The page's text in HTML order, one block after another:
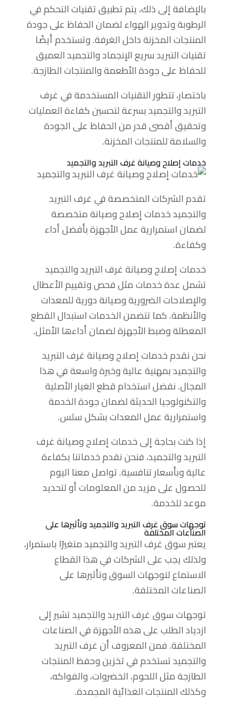
بالإضافة إلى ذلك، يتم تطبيق تقنيات التحكم في
الرطوبة وتدوير الهواء لضمان الحفاظ على جودة
المنتجات المخزنة داخل الغرفة. وتستخدم أيضًا
تقنيات التبريد سريع الإنجماد والتجميد العميق
للحفاظ على جودة الأطعمة والمنتجات الطازجة.
باختصار، تتطور التقنيات المستخدمة في غرف
التبريد والتجميد بسرعة لتحسين كفاءة العمليات
وتحقيق أقصى قدر من الحفاظ على الجودة
والسلامة للمنتجات المخزنة.
خدمات إصلاح وصيانة غرف التبريد والتجميد
تقدم الشركات المتخصصة في غرف التبريد
والتجميد خدمات إصلاح وصيانة متخصصة
لضمان استمرارية عمل الأجهزة بأفضل أداء
وكفاءة.
خدمات إصلاح وصيانة غرف التبريد والتجميد
تشمل عدة خدمات مثل فحص وتقييم الأعطال
والإصلاحات الضرورية وصيانة دورية للمعدات
والأنظمة. كما تتضمن الخدمات استبدال القطع
المعطلة وضبط الأجهزة لضمان أداءها الأمثل.
نحن نقدم خدمات إصلاح وصيانة غرف التبريد
والتجميد بمهنية عالية وخبرة واسعة في هذا
المجال. نفضل استخدام قطع الغيار الأصلية
والتكنولوجيا الحديثة لضمان جودة الخدمة
واستمرارية عمل المعدات بشكل سلس.
إذا كنت بحاجة إلى خدمات إصلاح وصيانة غرف
التبريد والتجميد، فنحن نقدم خدماتنا بكفاءة
عالية وبأسعار تنافسية. تواصل معنا اليوم
للحصول على مزيد من المعلومات أو لتحديد
موعد للخدمة.
توجهات سوق غرف التبريد والتجميد وتأثيرها على
الصناعات المختلفة
يعتبر سوق غرف التبريد والتجميد متغيرًا باستمرار،
ولذلك يجب على الشركات في هذا القطاع
الاستماع لتوجهات السوق وتأثيرها على
الصناعات المختلفة.
توجهات سوق غرف التبريد والتجميد تشير إلى
ازدياد الطلب على هذه الأجهزة في الصناعات
المختلفة. فمن المعروف أن غرف التبريد
والتجميد تستخدم في تخزين وحفظ المنتجات
الطازجة مثل اللحوم، الخضروات، والفواكه،
وكذلك المنتجات الغذائية المجمدة.